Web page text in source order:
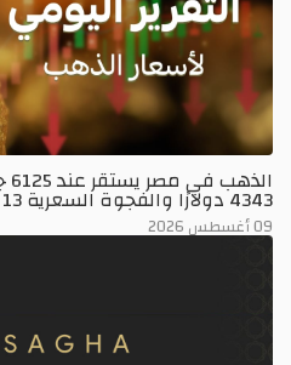
4343 دولارًا والفجوة السعرية 13 جنيهًا
09 أغسطس 2026